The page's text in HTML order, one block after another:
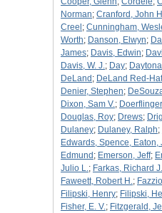
Norman; Cranford, John
Creel ; Cunningham,
Worth; Danson, Elwyn;
James; Davis, Edwin;
Davis, W. J.; Day;
DeLand ; DeLand Red-
Denier, Stephen;
Dixon, Sam V.;
Douglas, Roy; Drews;
Dulaney; Dulaney, Ralph;
Edwards, Spence, Eaton,
Edmund ; Emerson, Jeff;
Julio L.; Farkas, Richard J.
Faweett, Robert H.;
Filipski, Henry; Filipski,
Fisher, E. V.; Fitzgerald,